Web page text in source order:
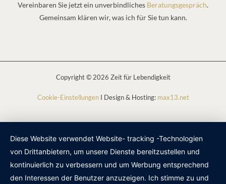
Vereinbaren Sie jetzt ein unverbindliches Beratungsgespräch.
Gemeinsam klären wir, was ich für Sie tun kann.
Copyright © 2026 Zeit für Lebendigkeit
Cookie-EinstellungenI Design & Hosting: max13.net
Diese Website verwendet Website- tracking -Technologien
von Drittanbietern, um unsere Dienste bereitzustellen und
kontinuierlich zu verbessern und um Werbung entsprechend
den Interessen der Benutzer anzuzeigen. Ich stimme zu und